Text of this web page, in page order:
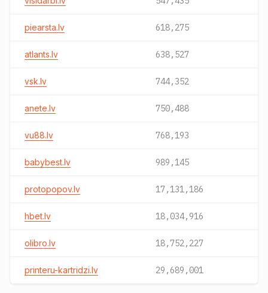
piearsta.lv 618,275
atlants.lv 638,527
vsk.lv 744,352
anete.lv 750,488
vu88.lv 768,193
babybest.lv 989,145
protopopov.lv 17,131,186
hbet.lv 18,034,916
olibro.lv 18,752,227
printeru-kartridzi.lv 29,689,001